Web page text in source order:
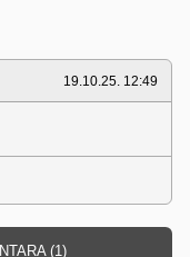
19.10.25. 12:49
(1)